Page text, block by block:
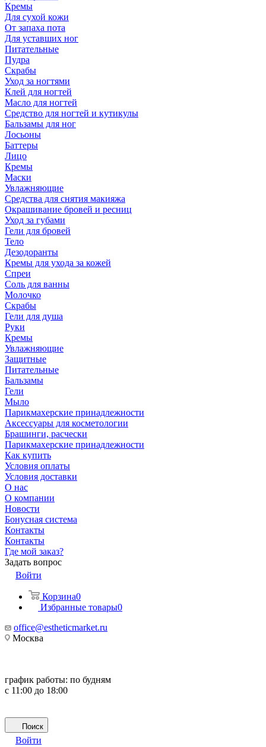
Кремы
Для сухой кожи
От запаха пота
Для уставших ног
Питательные
Пудра
Скрабы
Уход за ногтями
Клей для ногтей
Масло для ногтей
Средство для ногтей и кутикулы
Бальзамы для ног
Лосьоны
Баттеры
Лицо
Кремы
Маски
Увлажняющие
Средства для снятия макияжа
Окрашивание бровей и ресниц
Уход за губами
Гели для бровей
Тело
Дезодоранты
Кремы для ухода за кожей
Спреи
Соль для ванны
Молочко
Скрабы
Гели для душа
Руки
Кремы
Увлажняющие
Защитные
Питательные
Бальзамы
Гели
Мыло
Парикмахерские принадлежности
Аксессуары для косметологии
Брашинги, расчески
Парикмахерские принадлежности
Как купить
Условия оплаты
Условия доставки
О нас
О компании
Новости
Бонусная система
Контакты
Контакты
Где мой заказ?
Задать вопрос
Войти
Корзина0
Избранные товары0
office@estheticmarket.ru
Москва
график работы: по будням
с 11:00 до 18:00
Поиск
Войти